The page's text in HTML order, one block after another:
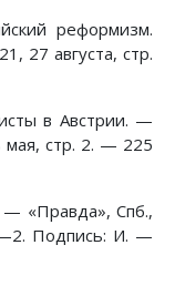
реформизм.
27 августа, стр.
в Австрии. —
стр. 2. — 225
«Правда», Спб.,
Подпись: И. —